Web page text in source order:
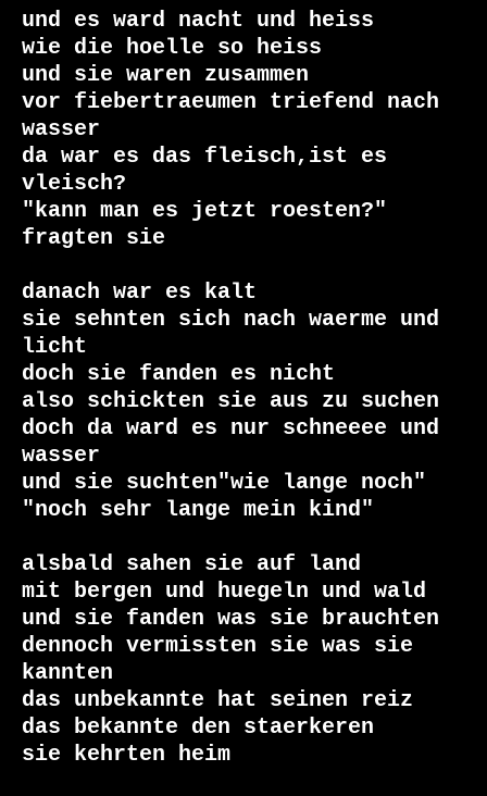
und es ward nacht und heiss
wie die hoelle so heiss
und sie waren zusammen
vor fiebertraeumen triefend nach
wasser
da war es das fleisch,ist es
vleisch?
"kann man es jetzt roesten?"
fragten sie
danach war es kalt
sie sehnten sich nach waerme und
licht
doch sie fanden es nicht
also schickten sie aus zu suchen
doch da ward es nur schneeee und
wasser
und sie suchten"wie lange noch"
"noch sehr lange mein kind"
alsbald sahen sie auf land
mit bergen und huegeln und wald
und sie fanden was sie brauchten
dennoch vermissten sie was sie
kannten
das unbekannte hat seinen reiz
das bekannte den staerkeren
sie kehrten heim